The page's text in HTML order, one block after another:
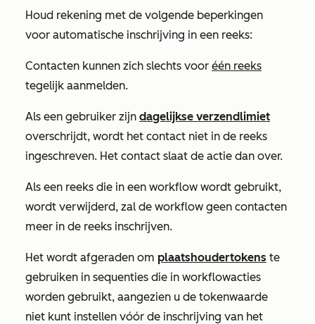
Houd rekening met de volgende beperkingen
voor automatische inschrijving in een reeks:
Contacten kunnen zich slechts voor één reeks
tegelijk aanmelden.
Als een gebruiker zijn dagelijkse verzendlimiet
overschrijdt, wordt het contact niet in de reeks
ingeschreven. Het contact slaat de actie dan over.
Als een reeks die in een workflow wordt gebruikt,
wordt verwijderd, zal de workflow geen contacten
meer in de reeks inschrijven.
Het wordt afgeraden om plaatshoudertokens te
gebruiken in sequenties die in workflowacties
worden gebruikt, aangezien u de tokenwaarde
niet kunt instellen vóór de inschrijving van het